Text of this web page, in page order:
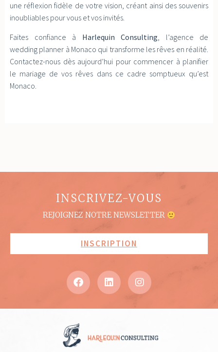
une réflexion fidèle de votre vision, créant ainsi des souvenirs
inoubliables pour vous et vos invités.
Faites confiance à Harlequin Consulting , l’agence de
wedding planner à Monaco qui transforme les rêves en réalité.
Contactez-nous dès aujourd’hui pour commencer à planifier
le mariage de vos rêves dans ce cadre somptueux qu’est
Monaco.
INSCRIVEZ-VOUS
REJOIGNEZ NOTRE NEWSLETTER
INSCRIPTION